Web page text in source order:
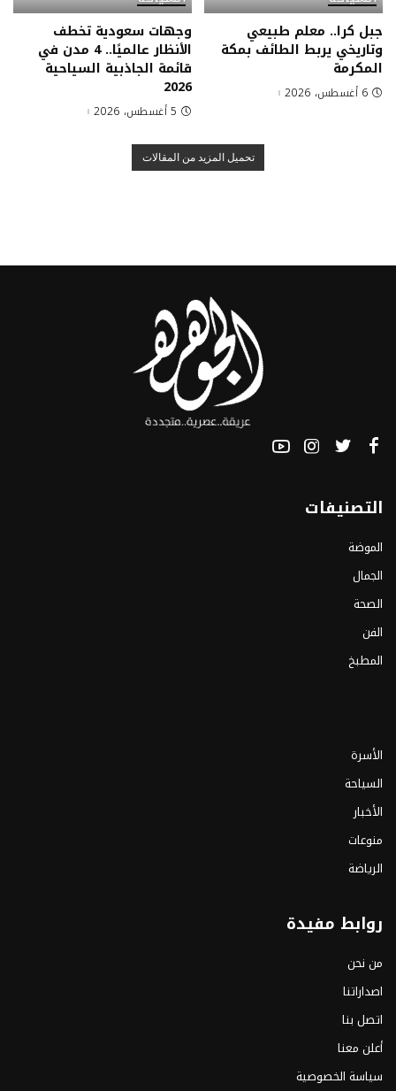
جبل كرا.. معلم طبيعي
وتاريخي يربط الطائف بمكة
المكرمة
6 أغسطس، 2026
وجهات سعودية تخطف
الأنظار عالميًا.. 4 مدن في
قائمة الجاذبية السياحية
2026
5 أغسطس، 2026
تحميل المزيد من المقالات
التصنيفات
الموضة
الجمال
الصحة
الفن
المطبخ
الأسرة
السياحة
الأخبار
منوعات
الرياضة
روابط مفيدة
من نحن
اصداراتنا
اتصل بنا
أعلن معنا
سياسة الخصوصية